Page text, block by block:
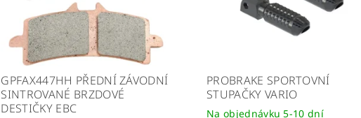
GPFAX447HH PŘEDNÍ ZÁVODNÍ
SINTROVANÉ BRZDOVÉ
DESTIČKY EBC
PROBRAKE SPORTOVNÍ
STUPAČKY VARIO
Na objednávku 5-10 dní